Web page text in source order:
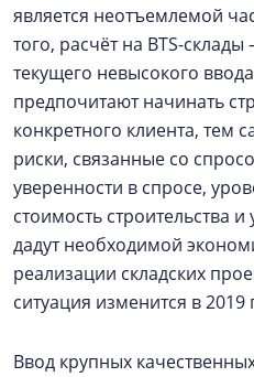
является неотъемлемой
того, расчёт на BTS-
текущего невысокого
предпочитают начинать
конкретного клиента, тем
риски, связанные со
уверенности в спросе,
стоимость строительства
дадут необходимой
реализации складских
ситуация изменится в 2019
Ввод крупных